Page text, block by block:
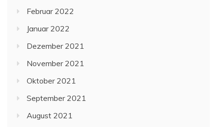
Februar 2022
Januar 2022
Dezember 2021
November 2021
Oktober 2021
September 2021
August 2021